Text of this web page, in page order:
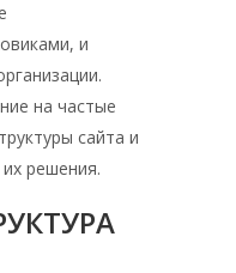
и
на частые
сайта и
решения.